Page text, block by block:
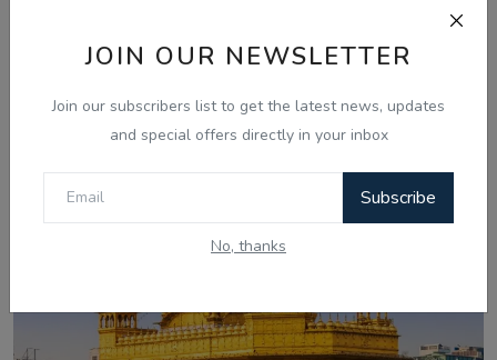
JOIN OUR NEWSLETTER
Join our subscribers list to get the latest news, updates
and special offers directly in your inbox
Subscribe
No, thanks
ਚੰਡੀਗੜ੍ਹ ਸਮਾਰਟ ਸਿਟੀ ਘੁਟਾਲਾ: ਦੋਸ਼ੀ ਨਲਿਨੀ ਮਲਿਕ ਨੇ
ਸੀਬੀਆਈ ਜਾਂਚ ਵਿੱਚ...